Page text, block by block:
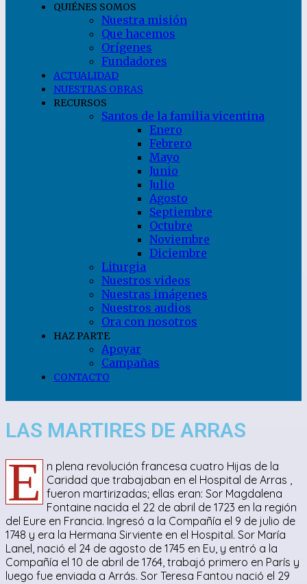
QUIÉNES SOMOS
Nuestra misión
Que hacemos
Orígenes
Fundadores
ACTUALIDAD
NUESTRAS OBRAS
RECURSOS
Santos de la familia vicentina
Enero
Febrero
Mayo
Junio
Julio
Agosto
Septiembre
Octubre
Noviembre
Diciembre
Liturgia
Nuestros videos
Nuestras imágenes
Nuestros audios
Ora con nosotros
HAZ PARTE
Apoyar
Campañas
CONTACTO
LAS MARTIRES DE ARRAS
E
n plena revolución francesa cuatro Hijas de la
Caridad que trabajaban en el Hospital de Arras ,
fueron martirizadas; ellas eran: Sor Magdalena
Fontaine nacida el 22 de abril de 1723 en la región
del Eure en Francia. Ingresó a la Compañía el 9 de julio de
1748 y era la Hermana Sirviente en el Hospital. Sor María
Lanel, nació el 24 de agosto de 1745 en Eu, y entró a la
Compañía el 10 de abril de 1764, trabajó primero en París y
luego fue enviada a Arrás. Sor Teresa Fantou nació el 29